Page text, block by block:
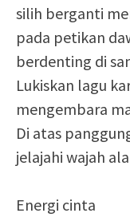
silih berganti
pada petikan
berdenting di
Lukiskan lagu
mengembara
Di atas
jelajahi wajah
Energi cinta